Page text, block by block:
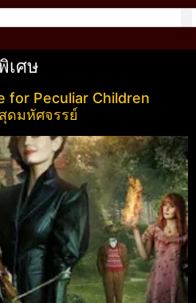
เศษ
for Peculiar Children
ดมหัศจรรย์